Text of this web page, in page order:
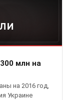
млн на
на 2016 год,
Украине